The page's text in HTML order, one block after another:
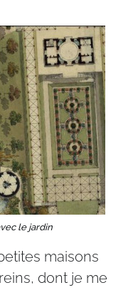
le jardin
maisons
dont je me